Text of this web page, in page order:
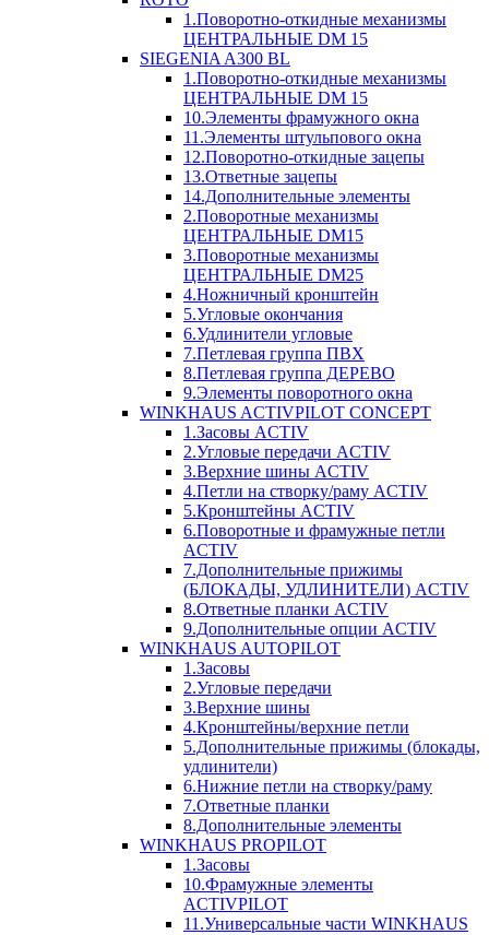
1.Поворотно-откидные механизмы
ЦЕНТРАЛЬНЫЕ DM 15
SIEGENIA A300 BL
1.Поворотно-откидные механизмы
ЦЕНТРАЛЬНЫЕ DM 15
10.Элементы фрамужного окна
11.Элементы штульпового окна
12.Поворотно-откидные зацепы
13.Ответные зацепы
14.Дополнительные элементы
2.Поворотные механизмы
ЦЕНТРАЛЬНЫЕ DM15
3.Поворотные механизмы
ЦЕНТРАЛЬНЫЕ DM25
4.Ножничный кронштейн
5.Угловые окончания
6.Удлинители угловые
7.Петлевая группа ПВХ
8.Петлевая группа ДЕРЕВО
9.Элементы поворотного окна
WINKHAUS ACTIVPILOT CONCEPT
1.Засовы ACTIV
2.Угловые передачи ACTIV
3.Верхние шины ACTIV
4.Петли на створку/раму ACTIV
5.Кронштейны ACTIV
6.Поворотные и фрамужные петли
ACTIV
7.Дополнительные прижимы
(БЛОКАДЫ, УДЛИНИТЕЛИ) ACTIV
8.Ответные планки ACTIV
9.Дополнительные опции ACTIV
WINKHAUS AUTOPILOT
1.Засовы
2.Угловые передачи
3.Верхние шины
4.Кронштейны/верхние петли
5.Дополнительные прижимы (блокады,
удлинители)
6.Нижние петли на створку/раму
7.Ответные планки
8.Дополнительные элементы
WINKHAUS PROPILOT
1.Засовы
10.Фрамужные элементы
ACTIVPILOT
11.Универсальные части WINKHAUS